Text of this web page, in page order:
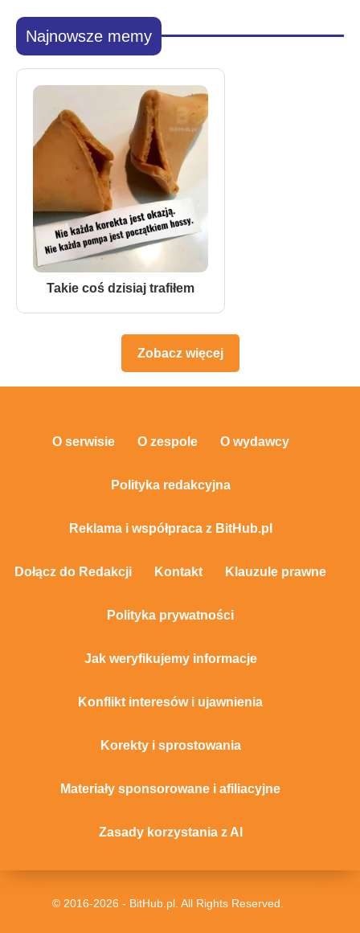
Najnowsze memy
Takie coś dzisiaj trafiłem
Zobacz więcej
O serwisie O zespole O wydawcy
Polityka redakcyjna
Reklama i współpraca z BitHub.pl
Dołącz do Redakcji Kontakt Klauzule prawne
Polityka prywatności
Jak weryfikujemy informacje
Konflikt interesów i ujawnienia
Korekty i sprostowania
Materiały sponsorowane i afiliacyjne
Zasady korzystania z AI
© 2016-2026 - BitHub.pl. All Rights Reserved.